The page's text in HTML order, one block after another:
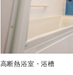
高断熱浴室・浴槽